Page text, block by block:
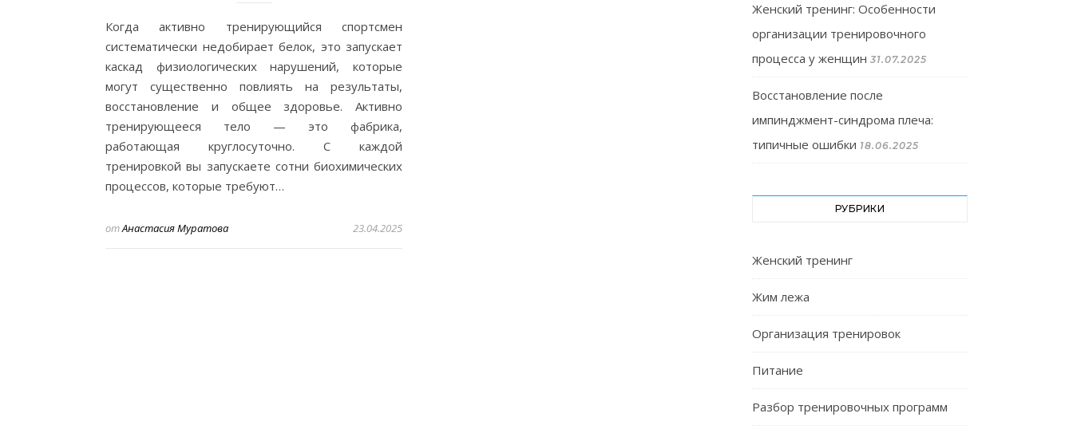
Когда активно тренирующийся спортсмен
систематически недобирает белок, это запускает
каскад физиологических нарушений, которые
могут существенно повлиять на результаты,
восстановление и общее здоровье. Активно
тренирующееся тело — это фабрика,
работающая круглосуточно. С каждой
тренировкой вы запускаете сотни биохимических
процессов, которые требуют…
отАнастасия Муратова 23.04.2025
Женский тренинг: Особенности
организации тренировочного
процесса у женщин 31.07.2025
Восстановление после
импинджмент-синдрома плеча:
типичные ошибки 18.06.2025
РУБРИКИ
Женский тренинг
Жим лежа
Организация тренировок
Питание
Разбор тренировочных программ